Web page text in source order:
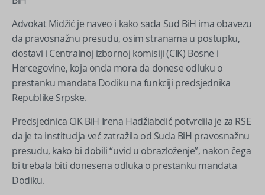
Advokat Midžić je naveo i kako sada Sud BiH ima obavezu
da pravosnažnu presudu, osim stranama u postupku,
dostavi i Centralnoj izbornoj komisiji (CIK) Bosne i
Hercegovine, koja onda mora da donese odluku o
prestanku mandata Dodiku na funkciji predsjednika
Republike Srpske.
Predsjednica CIK BiH Irena Hadžiabdić potvrdila je za RSE
da je ta institucija već zatražila od Suda BiH pravosnažnu
presudu, kako bi dobili “uvid u obrazloženje”, nakon čega
bi trebala biti donesena odluka o prestanku mandata
Dodiku.